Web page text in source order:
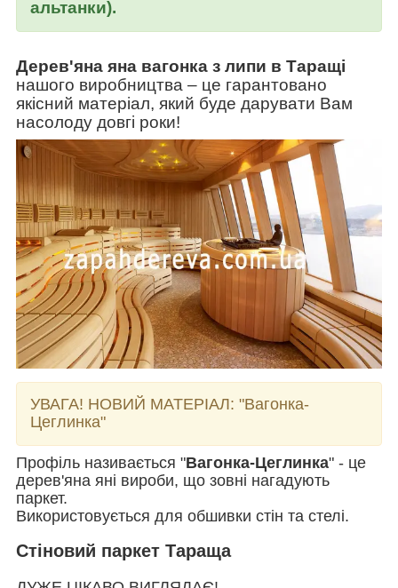
альтанки).
Дерев'яна яна вагонка з липи в Таращі
нашого виробництва – це гарантовано
якісний матеріал, який буде дарувати Вам
насолоду довгі роки!
УВАГА! НОВИЙ МАТЕРІАЛ: "Вагонка-
Цеглинка"
Профіль називається "Вагонка-Цеглинка" - це
дерев'яна яні вироби, що зовні нагадують
паркет.
Використовується для обшивки стін та стелі.
Стіновий паркет Тараща